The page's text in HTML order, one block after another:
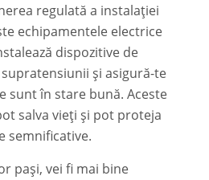
regulată a instalației
echipamentele electrice
dispozitive de
și asigură-te
sunt în stare bună. Aceste
salva vieți și pot proteja
semnificative.
pași, vei fi mai bine